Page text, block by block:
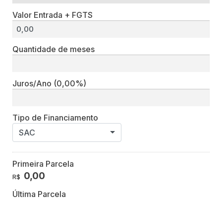
Valor Entrada + FGTS
Quantidade de meses
Juros/Ano (0,00%)
Tipo de Financiamento
SAC
Primeira Parcela
R$ 0,00
Última Parcela